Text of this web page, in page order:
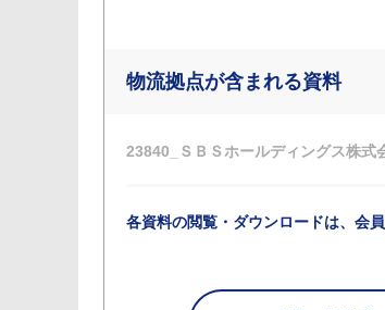
物流拠点が含まれる資料
23840_ＳＢＳホールディングス株式
各資料の閲覧・ダウンロードは、会